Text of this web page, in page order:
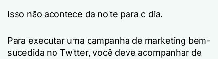
Isso não acontece da noite para o dia.
Para executar uma campanha de marketing bem-
sucedida no Twitter, você deve acompanhar de